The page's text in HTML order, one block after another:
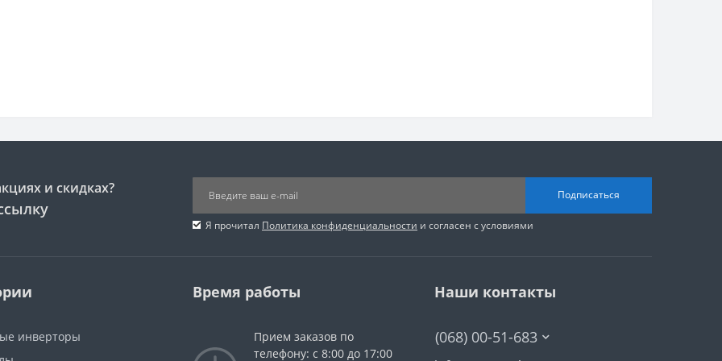
и скидках? Подписаться
Я прочитал Политика конфиденциальности и согласен с условиями
инверторы
Время работы
Прием заказов по
телефону: с 8:00 до 17:00
Наши контакты
(068) 00-51-683